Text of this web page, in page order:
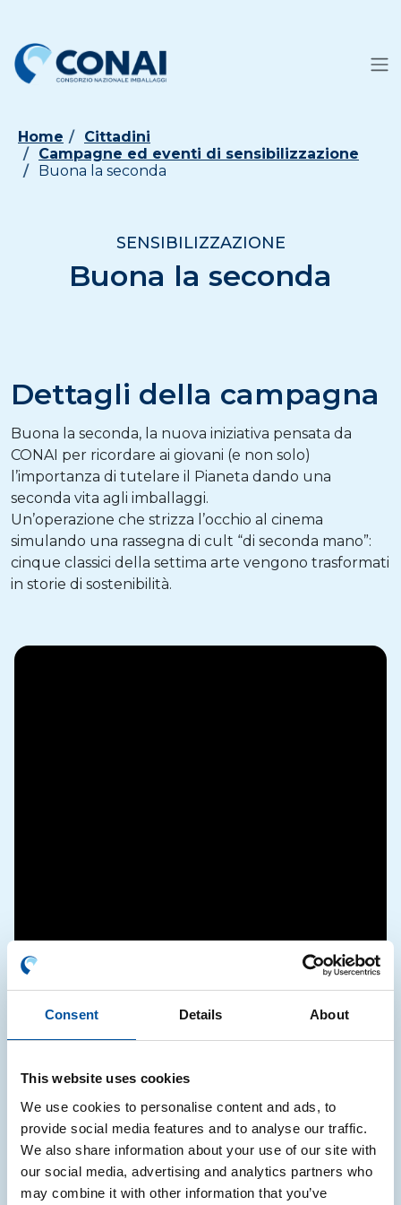
Consent Details About
This website uses cookies
We use cookies to personalise content and ads, to
provide social media features and to analyse our traffic.
We also share information about your use of our site with
our social media, advertising and analytics partners who
may combine it with other information that you’ve
Home
Cittadini
Campagne ed eventi di sensibilizzazione
Buona la seconda
SENSIBILIZZAZIONE
Buona la seconda
Dettagli della campagna
Buona la seconda, la nuova iniziativa pensata da
CONAI per ricordare ai giovani (e non solo)
l’importanza di tutelare il Pianeta dando una
seconda vita agli imballaggi.
Un’operazione che strizza l’occhio al cinema
simulando una rassegna di cult “di seconda mano”:
cinque classici della settima arte vengono trasformati
in storie di sostenibilità.
Buona la seconda